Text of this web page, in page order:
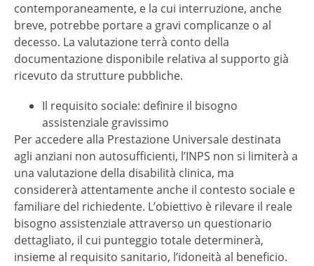
contemporaneamente, e la cui interruzione, anche
breve, potrebbe portare a gravi complicanze o al
decesso. La valutazione terrà conto della
documentazione disponibile relativa al supporto già
ricevuto da strutture pubbliche.
Il requisito sociale: definire il bisogno
assistenziale gravissimo
Per accedere alla Prestazione Universale destinata
agli anziani non autosufficienti, l’INPS non si limiterà a
una valutazione della disabilità clinica, ma
considererà attentamente anche il contesto sociale e
familiare del richiedente. L’obiettivo è rilevare il reale
bisogno assistenziale attraverso un questionario
dettagliato, il cui punteggio totale determinerà,
insieme al requisito sanitario, l’idoneità al beneficio.